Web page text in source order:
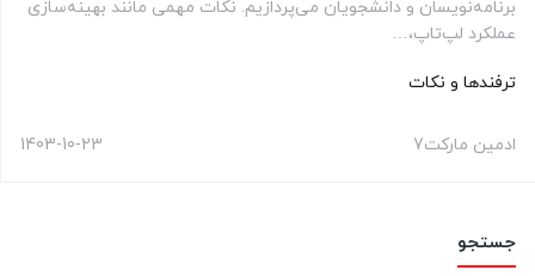
جستجو
برنامه‌نویسان و دانشجویان می‌پردازیم. نکات مهمی مانند بهینه‌سازی
عملکرد لپ‌تاپ،…
ترفندها و نکات
ادمین مارکت7 1403-10-23